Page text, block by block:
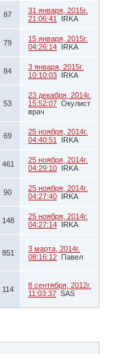
87
31 января, 2015г.
21:06:41
IRKA
79
15 января, 2015г.
04:26:14 IRKA
84
3 января, 2015г.
10:10:03 IRKA
53
23 декабря, 2014г.
15:52:07 Окулист
врач
69
25 ноября, 2014г.
04:40:51
IRKA
461
25 ноября, 2014г.
04:29:10 IRKA
90
25 ноября, 2014г.
04:27:40 IRKA
148
25 ноября, 2014г.
04:27:14 IRKA
851
3 марта, 2014г.
08:16:12 Павел
114
8 сентября, 2012г.
11:03:37 SAS